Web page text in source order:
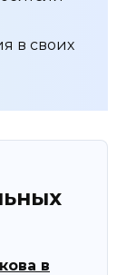
в своих
в